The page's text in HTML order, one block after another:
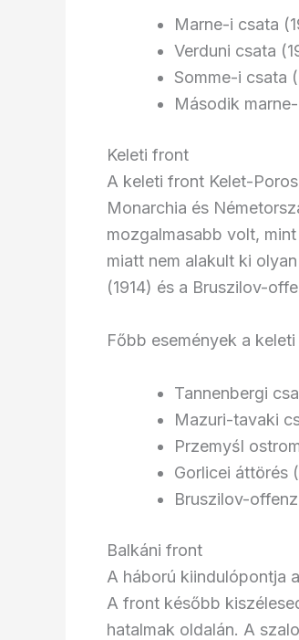
Marne-i csata
Verduni csata
Somme-i csata
Második
Keleti front
A keleti front Kelet-
Monarchia és
mozgalmasabb volt,
miatt nem alakult ki
(1914) és a Bruszilov-
Főbb események a
Tannenbergi
Mazuri-tavaki
Przemyśl
Gorlicei áttörés
Bruszilov-
Balkáni front
A háború kiindulópontja
A front később
hatalmak oldalán. A